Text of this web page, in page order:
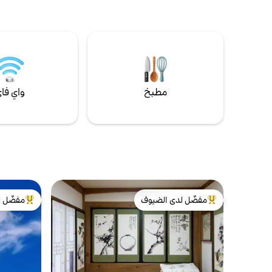
أقصى · فناء · موقف سيارات مجاني · تسجيل
وصول ذاتي · سرير أطفال · يتم توفير كرسي مرتفع
🏅 ثبت أنه هادئ · إقامة ممتازة في سيول لمدة
B&B الكورية · الجائزة الكبرى · تقييم 5.0 نجوم ·
ضمن أفضل 1% من مفضلات الضيوف ومع ذلك،
هنا، و يتصل بأي مكان في سيول من محطة
الحافلات أمام الباب. إذا كنت مترددًا، فحتى هذا
التردد مرحب به. في بوام دونغ، سيول الخاصة
بك.
إعادة
الفاخرة
من
مجانية من
لمدة 5 ليالٍ أو أكثر
مطبخ واي
من أبرز البيوت المفضّلة لدى الضيوف
مفضّل لدى الضيوف
من أبرز
مفضّل